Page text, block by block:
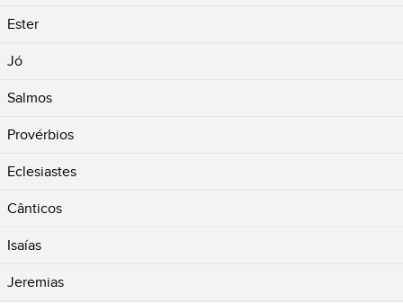
Ester
Jó
Salmos
Provérbios
Eclesiastes
Cânticos
Isaías
Jeremias